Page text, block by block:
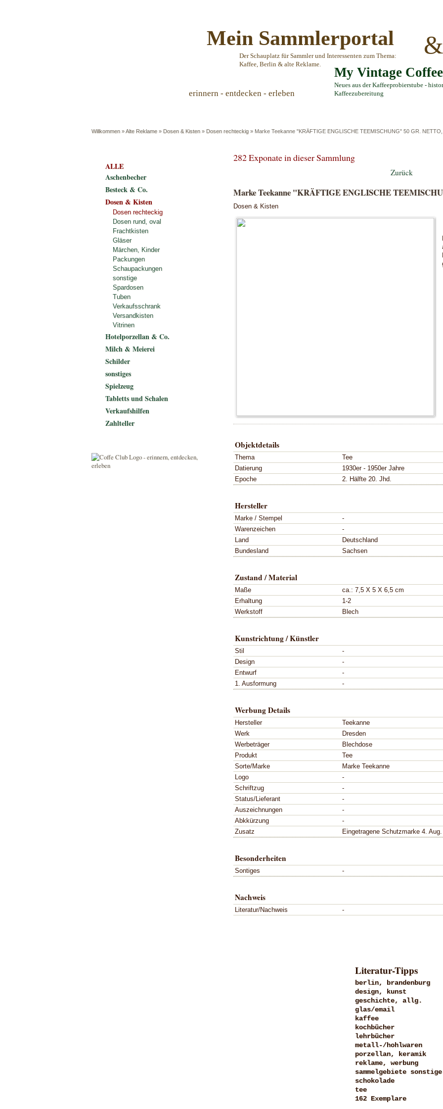
Mein Sammlerportal
Der Schauplatz für Sammler und Interessenten zum Thema:
Kaffee, Berlin & alte Reklame.
&
My Vintage
Neues aus der Kaffeeprobierstube -
Kaffeezubereitung
erinnern - entdecken - erleben
Willkommen »Alte Reklame » Dosen & Kisten » Dosen rechteckig » Marke Teekanne "KRÄFTIGE ENGLISCHE TEEMISCHUNG" 50 GR.
282 Exponate in dieser Sammlung
Zurück
Marke Teekanne "KRÄFTIGE ENGLISCHE
Dosen & Kisten
Objektdetails
Thema
Tee
Datierung
1930er - 1950er Jahre
Epoche
2. Hälfte 20. Jhd.
Hersteller
Marke / Stempel
-
Warenzeichen
-
Land
Deutschland
Bundesland
Sachsen
Zustand / Material
Maße
ca.: 7,5 X 5 X 6,5 cm
Erhaltung
1-2
Werkstoff
Blech
Kunstrichtung / Künstler
Stil
-
Design
-
Entwurf
-
1. Ausformung
-
Werbung Details
Hersteller
Teekanne
Werk
Dresden
Werbeträger
Blechdose
Produkt
Tee
Sorte/Marke
Marke Teekanne
Logo
-
Schriftzug
-
Status/Lieferant
-
Auszeichnungen
-
Abkkürzung
-
Zusatz
Eingetragene Schutzmarke 4.
Besonderheiten
Sontiges -
Nachweis
Literatur/Nachweis -
ALLE
Aschenbecher
Besteck & Co.
Dosen & Kisten
Dosen rechteckig
Dosen rund, oval
Frachtkisten
Gläser
Märchen, Kinder
Packungen
Schaupackungen
sonstige
Spardosen
Tuben
Verkaufsschrank
Versandkisten
Vitrinen
Hotelporzellan & Co.
Milch & Meierei
Schilder
sonstiges
Spielzeug
Tabletts und Schalen
Verkaufshilfen
Zahlteller
Literatur-Tipps
berlin, brandenburg
design, kunst
geschichte, allg.
glas/email
kaffee
kochbücher
lehrbücher
metall-/hohlwaren
porzellan, keramik
reklame, werbung
sammelgebiete sonstige
schokolade
tee
162 Exemplare